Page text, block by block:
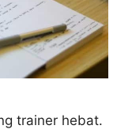
trainer hebat.